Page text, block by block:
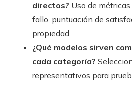
directos? Uso de
fallo, puntuación de
propiedad.
¿Qué modelos sirven
cada categoría?
representativos para